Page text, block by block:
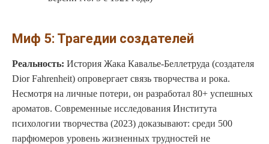
Миф 5: Трагедии создателей
Реальность: История Жака Кавалье-Беллетруда (создателя
Dior Fahrenheit) опровергает связь творчества и рока.
Несмотря на личные потери, он разработал 80+ успешных
ароматов. Современные исследования Института
психологии творчества (2023) доказывают: среди 500
парфюмеров уровень жизненных трудностей не